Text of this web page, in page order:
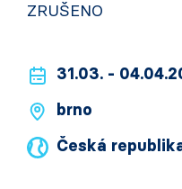
ZRUŠENO
31.03. -
brno
Česká